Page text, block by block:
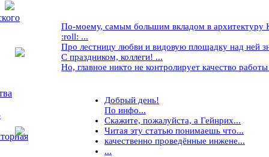
По-моему, самым большим вкладом в архитектуру
:roll: ...
Про лестницу любви и видовую площадку над ней
С праздником, коллеги! ...
Но, главное никто не контролирует качество
Добрый день!
По инфо...
Скажите, пожалуйста, а Гейнрих...
Читая эту статью понимаешь что...
качественно проведённые инжене...
...